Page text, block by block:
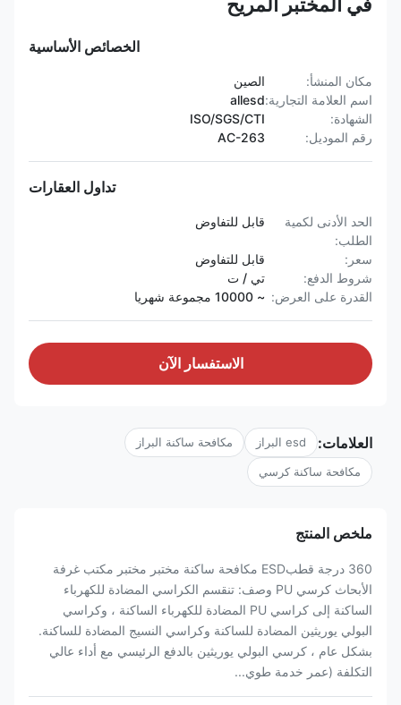
الخصائص الأساسية
مكان المنشأ:
الصين
اسم العلامة التجارية:allesd
الشهادة:
ISO/SGS/CTI
رقم الموديل:
AC-263
تداول العقارات
الحد الأدنى لكمية
الطلب:
قابل للتفاوض
سعر:
قابل للتفاوض
شروط الدفع:
تي / ت
القدرة على العرض: ~ 10000 مجموعة شهريا
الاستفسار الآن
العلامات: esd البراز مكافحة ساكنة البراز
مكافحة ساكنة كرسي
ملخص المنتج
360 درجة قطبESD مكافحة ساكنة مختبر مختبر مكتب غرفة
الأبحاث كرسي PU وصف: تنقسم الكراسي المضادة للكهرباء
الساكنة إلى كراسي PU المضادة للكهرباء الساكنة ، وكراسي
البولي يوريثين المضادة للساكنة وكراسي النسيج المضادة للساكنة.
بشكل عام ، كرسي البولي يوريثين بالدفع الرئيسي مع أداء عالي
التكلفة (عمر خدمة طوي...